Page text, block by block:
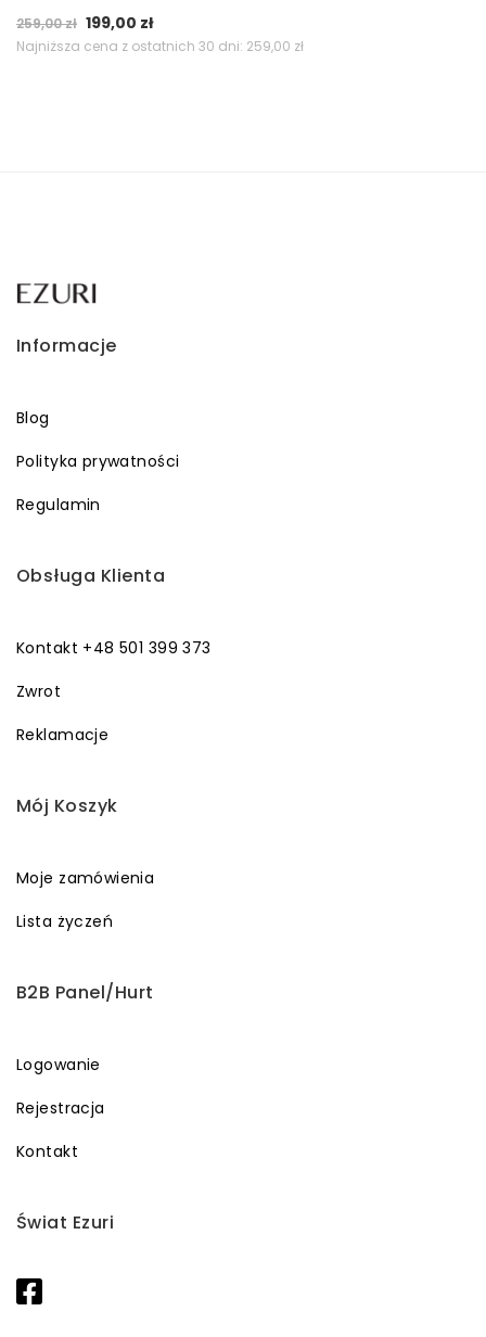
259,00zł Pierwotna
cena
199,00 złAktualna
cena
Najniższa cena z ostatnich 30 dni: 259,00 zł
Informacje
Blog
Polityka prywatności
Regulamin
Obsługa Klienta
Kontakt +48 501 399 373
Zwrot
Reklamacje
Mój Koszyk
Moje zamówienia
Lista życzeń
B2B Panel/Hurt
Logowanie
Rejestracja
Kontakt
Świat Ezuri